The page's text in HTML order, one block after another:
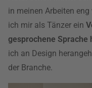
in meinen Arbeiten
ich mir als Tänzer ein
gesprochene Sprache
ich an Design
der Branche.